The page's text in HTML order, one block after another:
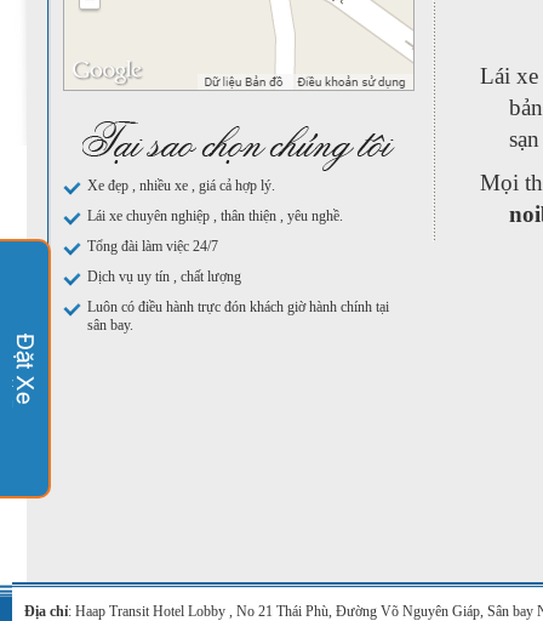
Xe đẹp , nhiều xe , giá cả hợp lý.
Lái xe chuyên nghiệp , thân thiện , yêu nghề.
Tổng đài làm việc 24/7
Dịch vụ uy tín , chất lượng
Luôn có điều hành trực đón khách giờ hành chính tại
sân bay.
Lái xe
Mọi
Địa chỉ: Haap Transit Hotel Lobby , No 21 Thái Phù, Đường Võ Nguyên Giáp, Sân bay